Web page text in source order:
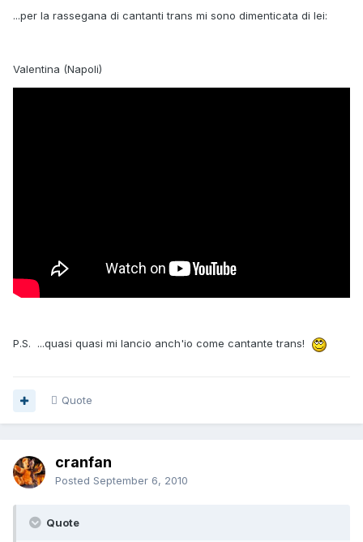
...per la rassegana di cantanti trans mi sono dimenticata di lei:
Valentina (Napoli)
P.S. ...quasi quasi mi lancio anch'io come cantante trans!
Quote
cranfan
Posted September 6, 2010
Quote